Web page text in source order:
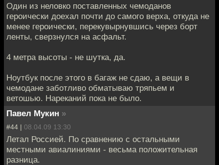
Один из неловко поставленных чемоданов
героически доехал почти до самого верха, откуда не
менее героически, перекувырнувшись через борт
ленты, сверзнулся на асфальт.
4 метра высоты - не шутка, да.
Ноутбук после этого в багаж не сдаю, а вещи в
чемодане заботливо обматываю тряпьем и
ветошью. Нареканий пока не было.
Павел Мукин »
#44 | 08.04.09 13:30
Летал Россией. По сравнению с остальными
местными авиалиниями - весьма положительная
разница.